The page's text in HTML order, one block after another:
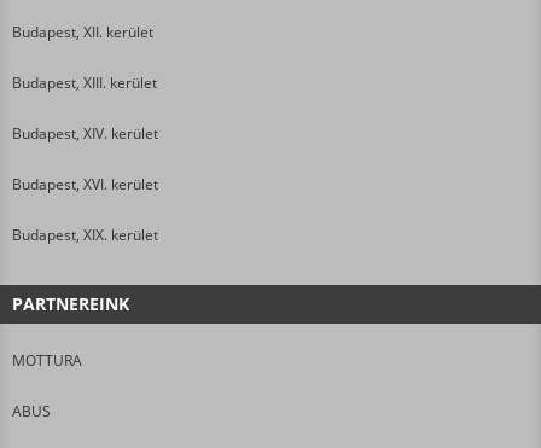
Budapest, XII. kerület
Budapest, XIII. kerület
Budapest, XIV. kerület
Budapest, XVI. kerület
Budapest, XIX. kerület
PARTNEREINK
MOTTURA
ABUS